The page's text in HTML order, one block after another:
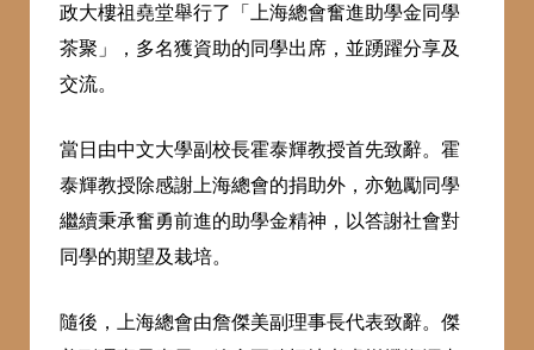
政大樓祖堯堂舉行了「上海總會奮進助學金同學
茶聚」，多名獲資助的同學出席，並踴躍分享及
交流。
當日由中文大學副校長霍泰輝教授首先致辭。霍
泰輝教授除感謝上海總會的捐助外，亦勉勵同學
繼續秉承奮勇前進的助學金精神，以答謝社會對
同學的期望及栽培。
隨後，上海總會由詹傑美副理事長代表致辭。傑